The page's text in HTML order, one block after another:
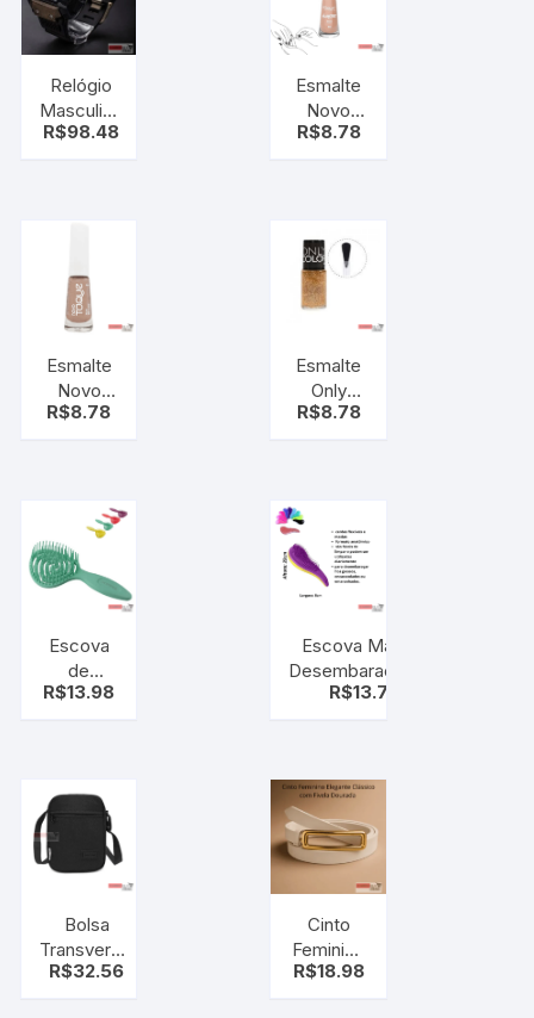
Relógio
Masculino
Digital
R$98.48
Esmalte
Novo
Toque
8ml
R$8.78
Esmalte
Novo
Toque
R$8.78
Esmalte
Only
Color
R$8.78
Escova
de
Cabelo
R$13.98
Escova Mágica
Desembaraçadora
Para Cabelos
R$13.78
Bolsa
Transversal
Para
R$32.56
Cinto
Feminino
Elegante
R$18.98